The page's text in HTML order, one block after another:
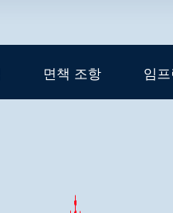
면책 조항 임